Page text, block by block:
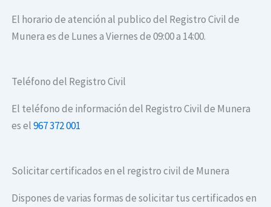
El horario de atención al publico del Registro Civil de
Munera es de Lunes a Viernes de 09:00 a 14:00.
Teléfono del Registro Civil
El teléfono de información del Registro Civil de Munera
es el967 372 001
Solicitar certificados en el registro civil de Munera
Dispones de varias formas de solicitar tus certificados en